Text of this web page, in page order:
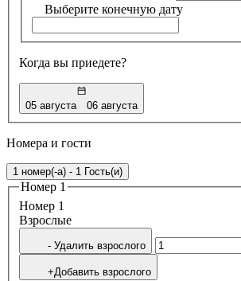
Выберите конечную дату
Когда вы приедете?
05 августа 06 августа
Номера и гости
1 номер(-а) - 1 Гость(и)
Номер 1
Номер 1
Bзрослые
- Удалить взрослого
+Добавить взрослого